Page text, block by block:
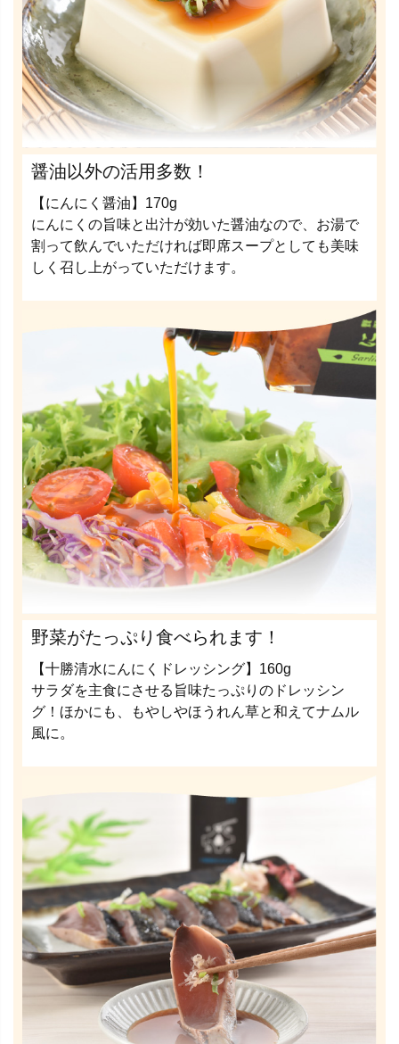
醤油以外の活用多数！
【にんにく醤油】170g
にんにくの旨味と出汁が効いた醤油なので、お湯で
割って飲んでいただければ即席スープとしても美味
しく召し上がっていただけます。
野菜がたっぷり食べられます！
【十勝清水にんにくドレッシング】160g
サラダを主食にさせる旨味たっぷりのドレッシン
グ！ほかにも、もやしやほうれん草と和えてナムル
風に。